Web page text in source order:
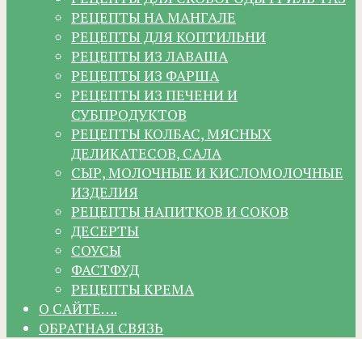
РЕЦЕПТЫ НА МАНГАЛЕ
РЕЦЕПТЫ ДЛЯ КОПТИЛЬНИ
РЕЦЕПТЫ ИЗ ЛАВАША
РЕЦЕПТЫ ИЗ ФАРША
РЕЦЕПТЫ ИЗ ПЕЧЕНИ И
СУБПРОДУКТОВ
РЕЦЕПТЫ КОЛБАС, МЯСНЫХ
ДЕЛИКАТЕСОВ, САЛА
СЫР, МОЛОЧНЫЕ И КИСЛОМОЛОЧНЫЕ
ИЗДЕЛИЯ
РЕЦЕПТЫ НАПИТКОВ И СОКОВ
ДЕСЕРТЫ
СОУСЫ
ФАСТФУД
РЕЦЕПТЫ КРЕМА
О САЙТЕ….
ОБРАТНАЯ СВЯЗЬ